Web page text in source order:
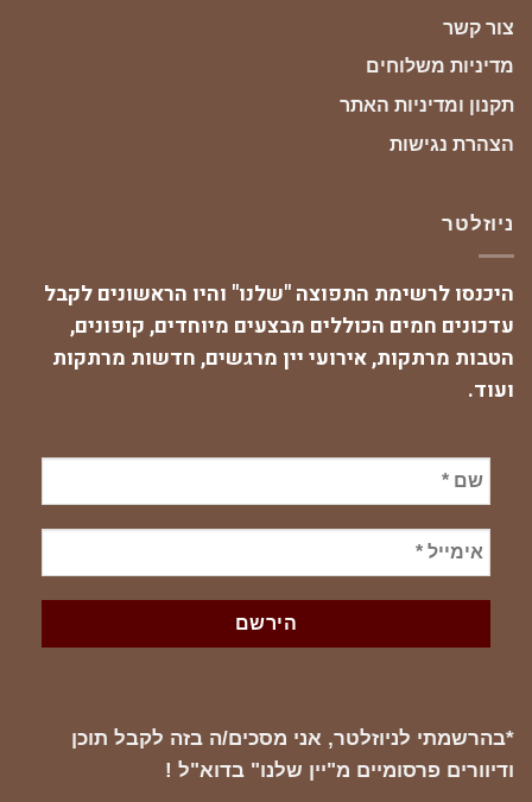
צור קשר
מדיניות משלוחים
תקנון ומדיניות האתר
הצהרת נגישות
ניוזלטר
היכנסו לרשימת התפוצה "שלנו" והיו הראשונים לקבל
עדכונים חמים הכוללים מבצעים מיוחדים, קופונים,
הטבות מרתקות, אירועי יין מרגשים, חדשות מרתקות
ועוד.
*בהרשמתי לניוזלטר, אני מסכים/ה בזה לקבל תוכן
ודיוורים פרסומיים מ"יין שלנו" בדוא"ל !